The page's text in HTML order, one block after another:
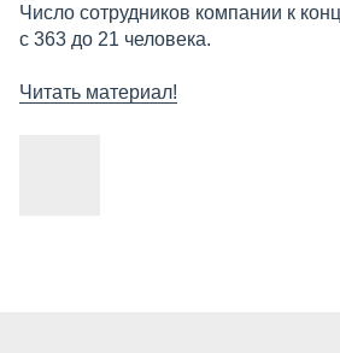
Число сотрудников компании к
с 363 до 21 человека.
Читать материал!